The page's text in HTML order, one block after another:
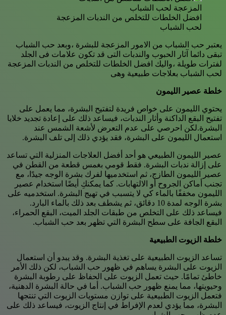
افضل الخلطات للتخلص من الندبات المزعجة
لحب الشباب
يعتبر حب الشباب من الامور المزعجة للبشرة ،وبعد حب الشباب
تبقى دائما آثار الحبوب والندبات التى قد تكون علامات فى الجلد
لفترات طويلة ،واليك افضل الخلطات للتخلص من الندبات المزعجة
لحب الشباب بعلاجات طبيعية وهى
خلطة عصير الليمون
يحتوي الليمون على خواص فريدة لتفتيح البشرة، مما يعمل على
تفتيح البقع الداكنة وأثار الندبات، فيساعد ذلك على إعادة تجديد خلايا
البشرة.لكن احرصي على عدم التعرض لأشعة الشمس عند
استعمال الليمون على البشرة، فقد يؤدي ذلك إلى تلف البشرة.
عصير الليمون الطبيعي هو أحد أفضل العلاجات المنزلية التي تساعد
على إزالة ندبات البشرة. فقط قومي بغمس قطعة من القطن في
عصير الليمون الطازج، ثم استخدميها لفرك بشرة الوجه جيدًا، مع
تجنب أماكن الجروح أو الالتهابات. كما يمكنكِ أيضًا استخدام عصير
الليمون مخففًا بالماء كي لا يتسبب في تهيج البشرة. استخدميه على
بشرة الوجه لمدة 10 دقائق، ثم يشطف بعد ذلك بالماء البارد.
فيساعد ذلك على التخلص من طبقات الجلد الميت، البقع الحمراء،
البقع الجافة على سطح البشرة التي تظهر بعد حب الشباب.
خلطة الزيوت الطبيعية
تساعد الزيوت الطبيعية على تغذية البشرة. وقد يبدو أن استعمال
الزيوت على البشرة يساهم في ظهور حب الشباب، لكن ذلك الأمر
خاطئ تمامًا. حيث تعمل الزيوت على الحفاظ على رطوبة البشرة
وحيويتها، مما يمنع ظهور حب الشباب. أما في حالة البشرة الدهنية،
فتعمل الزيوت الطبيعية على توازن مستويات الزيوت التي تنتجها
البشرة، مما يؤدي لعدم الإفراط في إنتاج الزيوت، فيساعد ذلك على